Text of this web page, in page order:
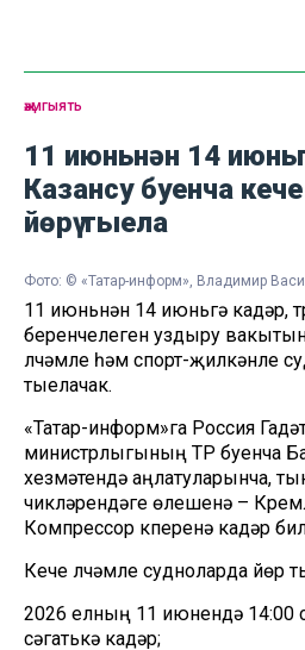
җәмгыять
11 июньнән 14
Казансу буенча
йөрү тыела
Фото: © «Татар-информ», Владимир